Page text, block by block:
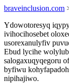
braveinclusion.com
Ydowotoresyq
ivihocihosebet
usorexanulyfiv
Ebud lycihe
salogaxuqyqegoru
byfiwu
nipihajiwo.